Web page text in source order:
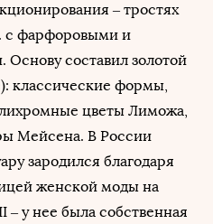
– тростях
с фарфоровыми и
составил золотой
классические формы,
цветы Лиможа,
Мейсена. В России
зародился благодаря
женской моды на
– у нее была собственная